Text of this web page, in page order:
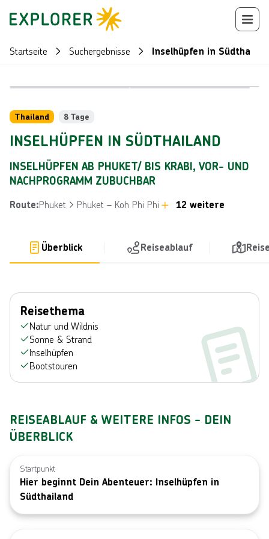
Startseite Suchergebnisse Inselhüpfen in
Thailand 8 Tage
INSELHÜPFEN IN SÜDTHAILAND
INSELHÜPFEN AB PHUKET/ BIS KRABI, VOR- UND
NACHPROGRAMM ZUBUCHBAR
Route:Phuket Phuket – Koh Phi Phi 12 weitere
Überblick Reiseablauf
Reisethema
Natur und Wildnis
Sonne & Strand
Inselhüpfen
Bootstouren
REISEABLAUF & WEITERE INFOS - DEIN
ÜBERBLICK
Startpunkt
Hier beginnt Dein Abenteuer: Inselhüpfen in
Südthailand
Bild von